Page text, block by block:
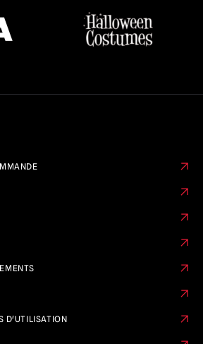
D'UTILISATION